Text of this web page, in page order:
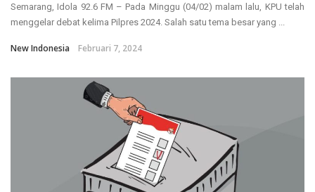
Semarang, Idola 92.6 FM – Pada Minggu (04/02) malam lalu, KPU telah
menggelar debat kelima Pilpres 2024. Salah satu tema besar yang ...
New Indonesia Februari 7, 2024